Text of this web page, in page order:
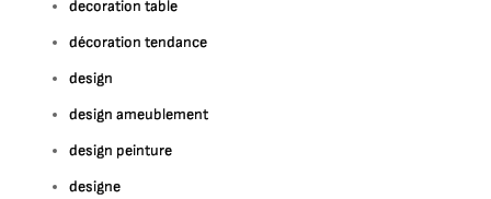
decoration table
décoration tendance
design
design ameublement
design peinture
designe